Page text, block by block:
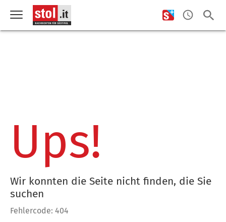
Ups!
Wir konnten die Seite nicht finden, die Sie
suchen
Fehlercode: 404